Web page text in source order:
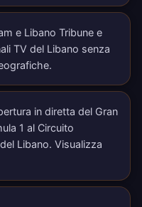
e Libano Tribune e
TV del Libano senza
in diretta del Gran
1 al Circuito
Libano. Visualizza